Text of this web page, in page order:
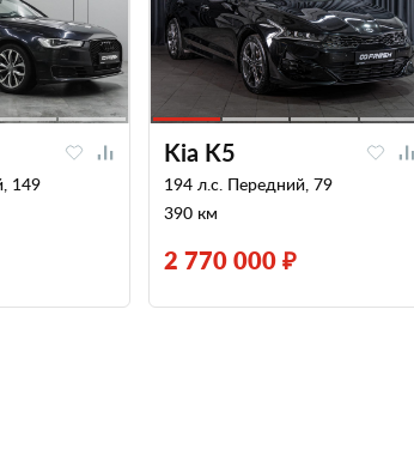
149
Kia K5
194 л.с. Передний, 79
390 км
2 770 000 ₽